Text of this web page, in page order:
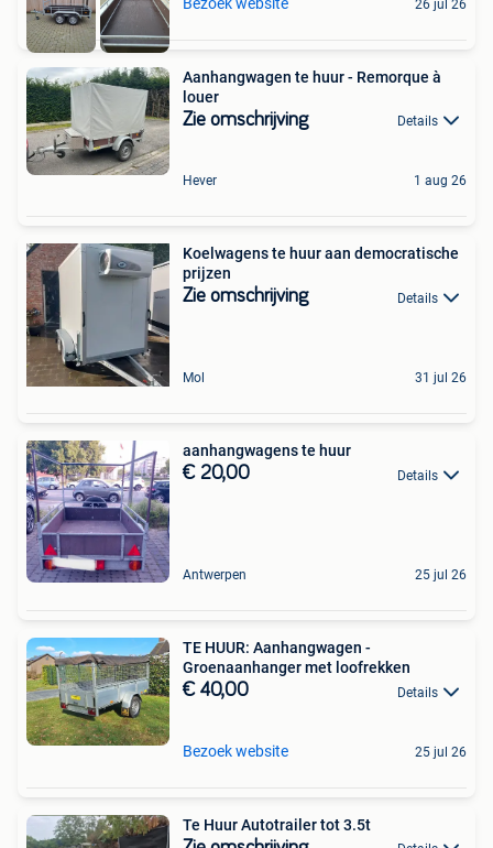
26 jul 26
Aanhangwagen te huur - Remorque à
louer
Zie omschrijving Details
Hever 1 aug 26
Koelwagens te huur aan democratische
prijzen
Zie omschrijving Details
Mol 31 jul 26
aanhangwagens te huur
€ 20,00 Details
Antwerpen 25 jul 26
TE HUUR: Aanhangwagen -
Groenaanhanger met loofrekken
€ 40,00 Details
Bezoek website 25 jul 26
Te Huur Autotrailer tot 3.5t